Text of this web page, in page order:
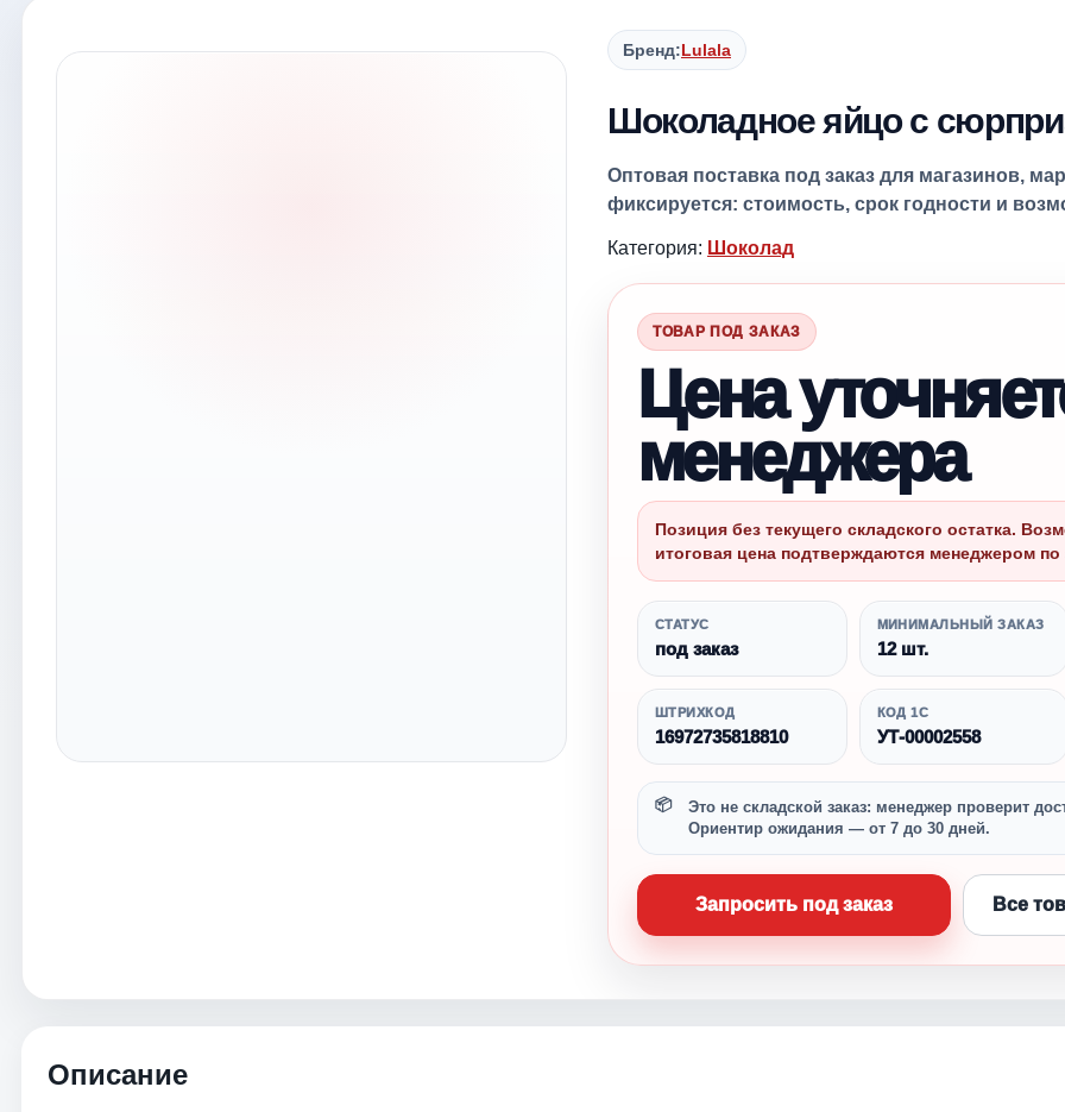
Бренд:Lulala
Шоколадное яйцо с
Оптовая поставка под заказ для магазинов,
фиксируется: стоимость, срок годности и
Категория: Шоколад
ТОВАР ПОД ЗАКАЗ
Цена
менеджера
Позиция без текущего складского остатка.
итоговая цена подтверждаются менеджером по
СТАТУС
под заказ
МИНИМАЛЬНЫЙ ЗАКАЗ
12 шт.
ШТРИХКОД
16972735818810
КОД 1С
УТ-00002558
Это не складской заказ: менеджер проверит
Ориентир ожидания — от 7 до 30 дней.
Запросить под заказ Все
Описание